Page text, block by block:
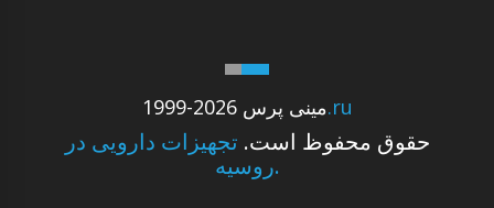
1999-2026 مینی پرس.ru
حقوق محفوظ است. تجهیزات دارویی در
روسیه.